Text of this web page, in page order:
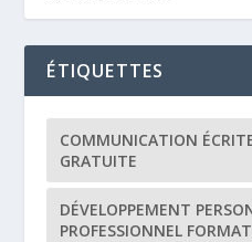
ÉTIQUETTES
COMMUNICATION
GRATUITE
DÉVELOPPEMENT
PROFESSIONNEL